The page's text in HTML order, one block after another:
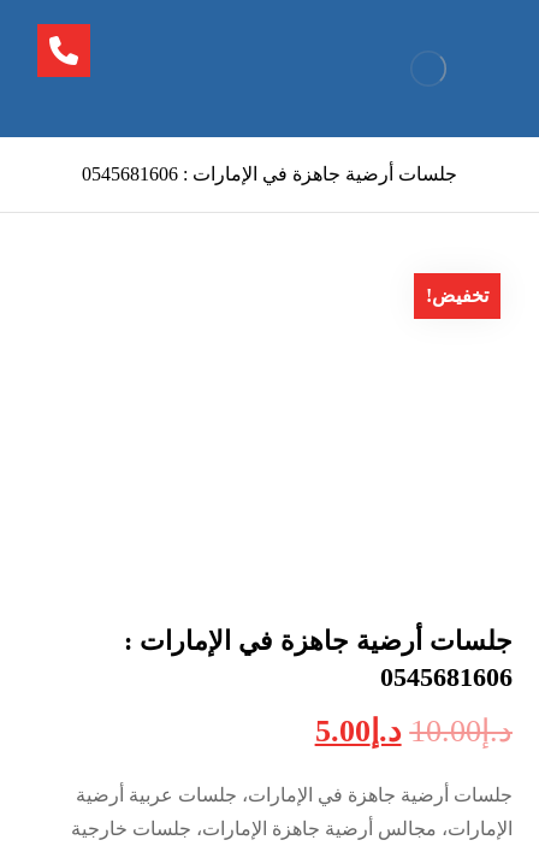
جلسات أرضية جاهزة في الإمارات : 0545681606
تخفيض!
جلسات أرضية جاهزة في الإمارات :
0545681606
د.إ10.00 د.إ 5.00
جلسات أرضية جاهزة في الإمارات، جلسات عربية أرضية
الإمارات، مجالس أرضية جاهزة الإمارات، جلسات خارجية